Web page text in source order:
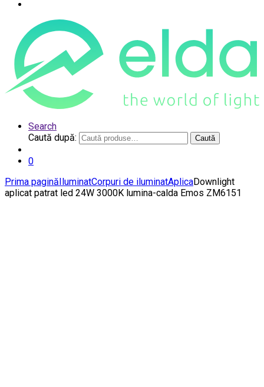
Search
Caută după:
Caută
0
Prima paginăIluminatCorpuri de iluminatAplicaDownlight
aplicat patrat led 24W 3000K lumina-calda Emos ZM6151